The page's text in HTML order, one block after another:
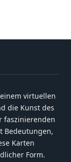
virtuellen
die Kunst des
faszinierenden
Bedeutungen,
Karten
Form.